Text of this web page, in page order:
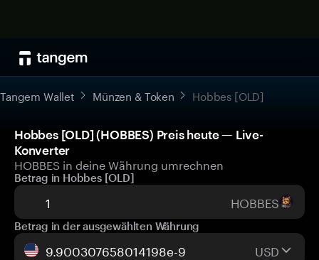
Tangem Wallet Münzen & Token Hobbes [OLD]
Hobbes [OLD] (HOBBES) Preis heute — Live-
Konverter
HOBBES in deine Währung umrechnen
Betrag in Hobbes [OLD]
HOBBES
Betrag in der ausgewählten Währung
USD